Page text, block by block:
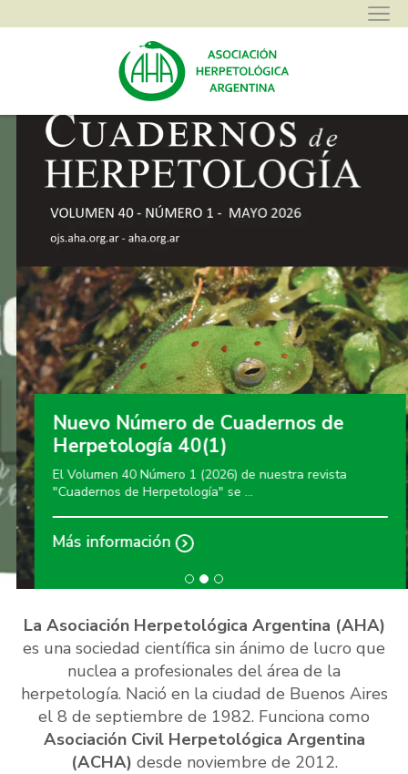
Nuevo Número de Cuadernos de
Herpetología 40(1)
El Volumen 40 Número 1 (2026) de nuestra revista
"Cuadernos de Herpetología" se …
Más información
La Asociación Herpetológica Argentina (AHA)
es una sociedad científica sin ánimo de lucro que
nuclea a profesionales del área de la
herpetología. Nació en la ciudad de Buenos Aires
el 8 de septiembre de 1982. Funciona como
Asociación Civil Herpetológica Argentina
(ACHA) desde noviembre de 2012.